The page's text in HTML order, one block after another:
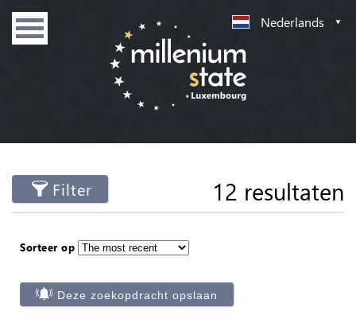
Nederlands
Filter 12 resultaten
Sorteer op
Deze zoekopdracht opslaan